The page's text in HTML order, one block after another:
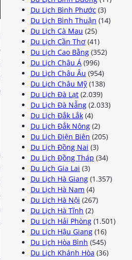
Du Lịch Bình Phước (3)
Du Lịch Bình Thuận (14)
Du Lịch Cà Mau (25)
Du Lịch Cần Thơ (41)
Du Lịch Cao Bằng (352)
Du Lịch Châu Á (996)
Du Lịch Châu Âu (954)
Du Lịch Châu Mỹ (138)
Du Lịch Đà Lạt (2.039)
Du Lịch Đà Nẵng (2.033)
Du Lịch Đắk Lắk (4)
Du Lịch Đắk Nông (2)
Du Lịch Điện Biên (205)
Du Lịch Đồng Nai (3)
Du Lịch Đồng Tháp (34)
Du Lịch Gia Lai (3)
Du Lịch Hà Giang (1.357)
Du Lịch Hà Nam (4)
Du Lịch Hà Nội (267)
Du Lịch Hà Tĩnh (2)
Du Lịch Hải Phòng (1.501)
Du Lịch Hậu Giang (16)
Du Lịch Hòa Bình (545)
Du Lịch Khánh Hòa (36)